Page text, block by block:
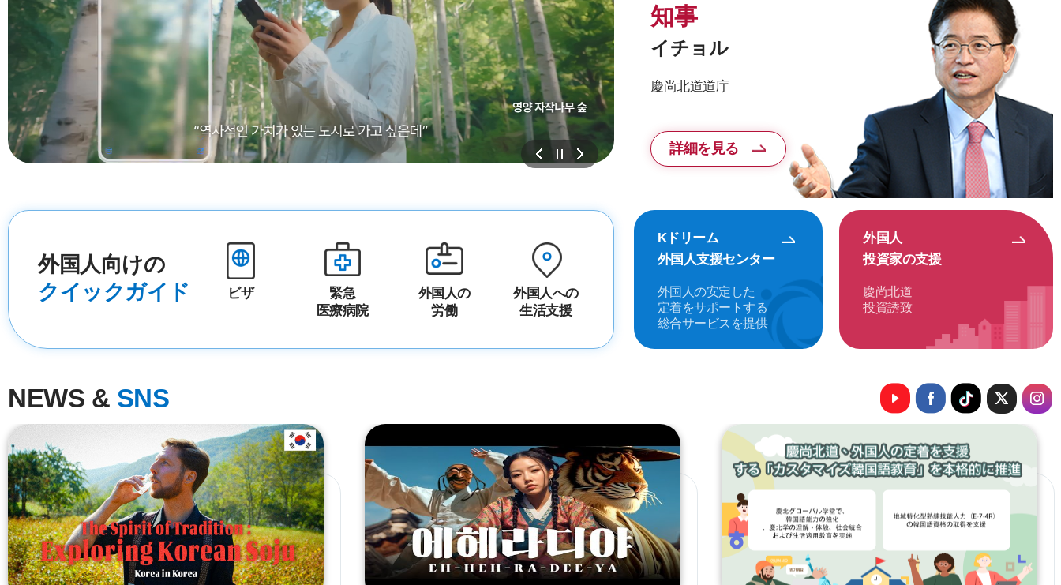
知事
イチョル
慶尚北道道庁
詳細を見る
外国人向けの
クイックガイド
ビザ
緊急
医療病院
外国人の
労働
外国人への
生活支援
Kドリーム
外国人支援センター
外国人の安定した
定着をサポートする
総合サービスを提供
外国人
投資家の支援
慶尚北道
投資誘致
NEWS & SNS